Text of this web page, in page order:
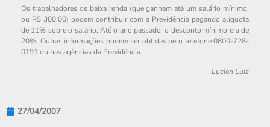
Os trabalhadores de baixa renda (que ganham até um salário mínimo,
ou R$ 380,00) podem contribuir com a Previdência pagando alíquota
de 11% sobre o salário. Até o ano passado, o desconto mínimo era de
20%. Outras informações podem ser obtidas pelo telefone 0800-728-
0191 ou nas agências da Previdência.
Lucien Luiz
27/04/2007